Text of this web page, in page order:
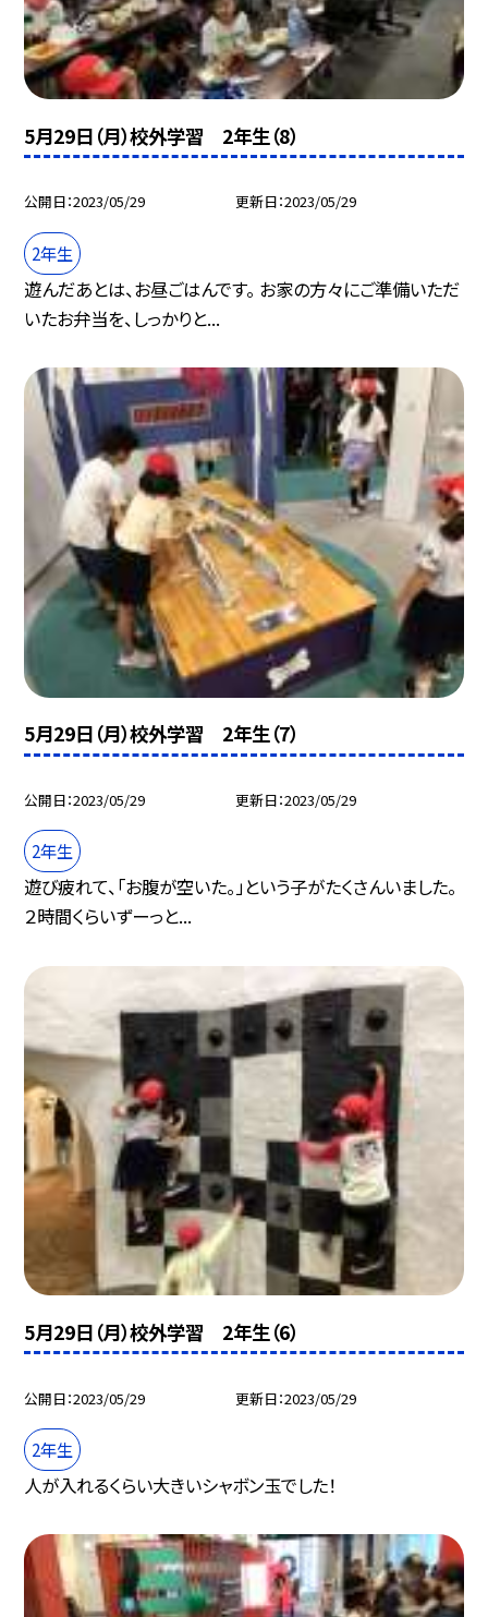
5月29日（月）校外学習 2年生（8）
公開日 2023/05/29 更新日 2023/05/29
2年生
遊んだあとは、お昼ごはんです。 お家の方々にご準備いただ
いたお弁当を、しっかりと...
5月29日（月）校外学習 2年生（7）
公開日 2023/05/29 更新日 2023/05/29
2年生
遊び疲れて、「お腹が空いた。」という子がたくさんいました。
２時間くらいずーっと...
5月29日（月）校外学習 2年生（6）
公開日 2023/05/29 更新日 2023/05/29
2年生
人が入れるくらい大きいシャボン玉でした！